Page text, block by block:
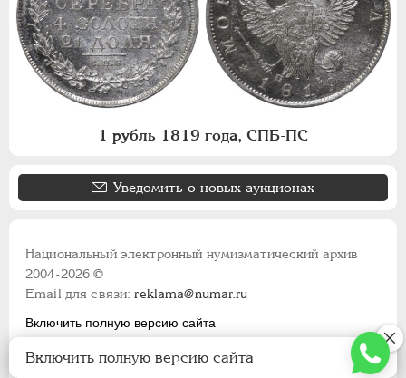
1 рубль 1819 года, СПБ-ПС
Уведомить о новых аукционах
Национальный электронный нумизматический архив
2004-2026 ©
Email для связи:reklama@numar.ru
Включить полную версию сайта
Включить полную версию сайта